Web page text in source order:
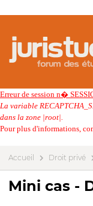
Erreur de session n�
La variable
dans la zone |root|.
Pour plus d'informations,
Accueil Droit privé
Mini cas -